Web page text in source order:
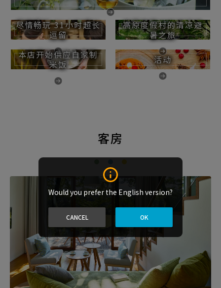
Would you prefer the English version?
CANCEL OK
尽情畅玩 31小时超长
逗留
高原度假村的清凉避
暑之旅
本店开始供应自家制
米饭
活动
客房